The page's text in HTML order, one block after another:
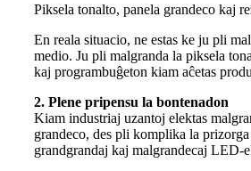
Piksela tonalto, panela grandeco kaj
En reala situacio, ne estas ke ju pli
medio. Ju pli malgranda la piksela
kaj programbuĝeton kiam aĉetas
2. Plene pripensu la bontenadon
Kiam industriaj uzantoj elektas
grandeco, des pli komplika la
grandgrandaj kaj malgrandecaj LED-